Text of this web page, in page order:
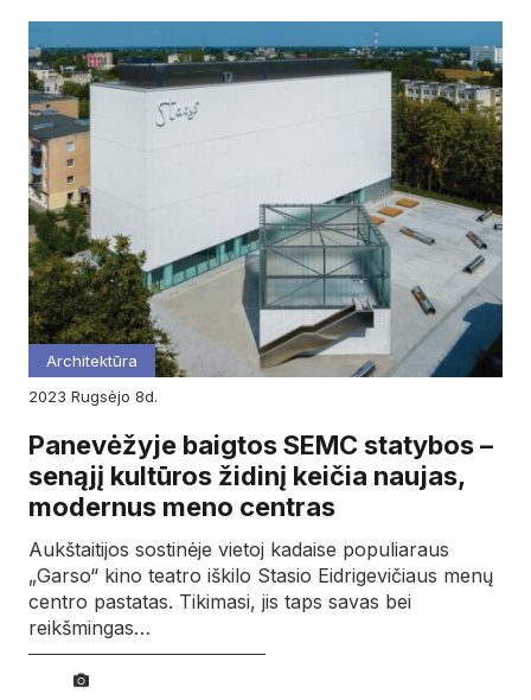
Architektūra
2023
rugsėjo 8d.
Panevėžyje baigtos SEMC statybos –
senąjį kultūros židinį keičia naujas,
modernus meno centras
Aukštaitijos sostinėje vietoj kadaise populiaraus
„Garso“ kino teatro iškilo Stasio Eidrigevičiaus menų
centro pastatas. Tikimasi, jis taps savas bei
reikšmingas…